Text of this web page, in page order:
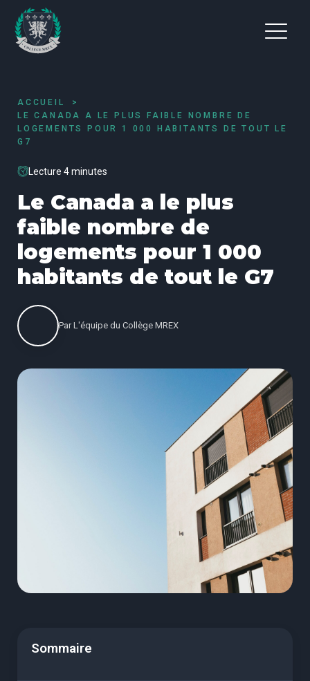
ACCUEIL
LE CANADA A LE PLUS FAIBLE NOMBRE DE
LOGEMENTS POUR 1 000 HABITANTS DE TOUT LE
G7
Lecture 4 minutes
Le Canada a le plus
faible nombre de
logements pour 1 000
habitants de tout le G7
Par L'équipe du Collège MREX
Sommaire